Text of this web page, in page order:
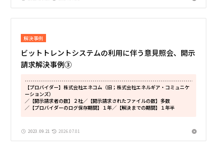
解決事例
ビットトレントシステムの利用に伴う意見照会、開示
請求解決事例③
【プロバイダー】株式会社エネコム（旧；株式会社エネルギア・コミュニケ
ーションズ）
／【開示請求者の数】２社／【開示請求されたファイルの数】多数
／【プロバイダーのログ保存期間】１年／【解決までの期間】１年半
2023.09.21 2026.07.01